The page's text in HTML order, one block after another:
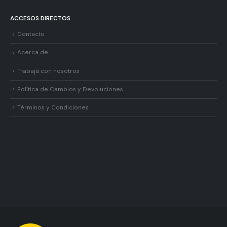
ACCESOS DIRECTOS
Contacto
Acerca de
Trabajá con nosotros
Política de Cambios y Devoluciones
Términos y Condiciones